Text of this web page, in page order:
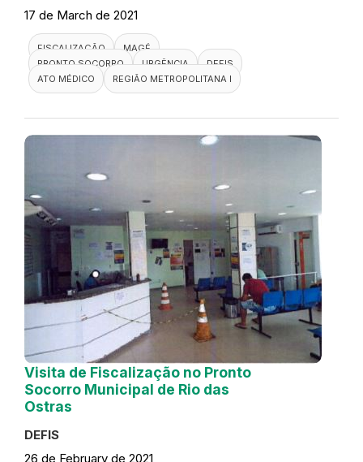
17 de March de 2021
FISCALIZAÇÃO
MAGÉ
PRONTO SOCORRO
URGÊNCIA
DEFIS
ATO MÉDICO
REGIÃO METROPOLITANA I
Visita de Fiscalização no Pronto
Socorro Municipal de Rio das
Ostras
DEFIS
26 de February de 2021